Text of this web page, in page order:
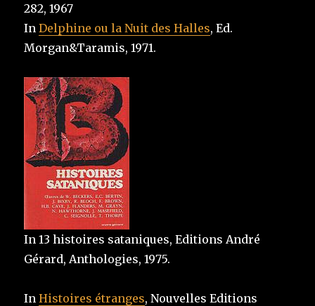
282, 1967
InDelphine ou la Nuit des Halles, Ed.
Morgan&Taramis, 1971.
In 13 histoires sataniques, Editions André
Gérard, Anthologies, 1975.
InHistoires étranges, Nouvelles Editions